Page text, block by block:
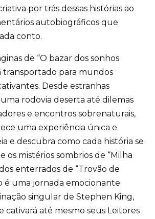
por trás dessas histórias ao
autobiográficos que
conto.
de “O bazar dos sonhos
transportado para mundos
Desde estranhas
rodovia deserta até dilemas
e encontros sobrenaturais,
uma experiência única e
e descubra como cada história se
os mistérios sombrios de “Milha
enterrados de “Trovão de
é uma jornada emocionante
singular de Stephen King,
até mesmo seus Leitores